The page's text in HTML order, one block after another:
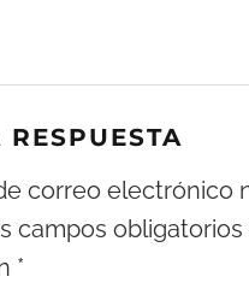
correo electrónico
campos obligatorios
*